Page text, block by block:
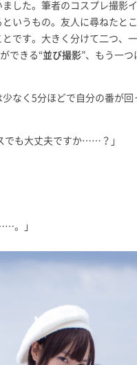
した。筆者のコスプレ撮影
いうもの。友人に尋ねたと
です。大きく分けて二つ、
できる“並び撮影”、もう一
なく5分ほどで自分の番が回
でも大丈夫ですか……？」
。」